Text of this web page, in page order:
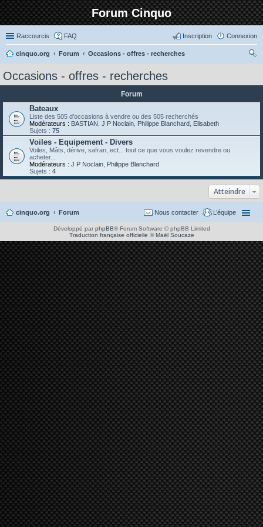
Forum Cinquo
Raccourcis FAQ Connexion
Inscription
cinquo.org Forum
Occasions - offres - recherches
Occasions - offres - recherches
Forum
Bateaux
Liste des 505 d'occasions à vendre ou des 505 recherchés
Modérateurs : BASTIAN J P Noclain Philippe Blanchard Elisabeth
Sujets : 75
Voiles - Equipement - Divers
Voiles, Mâts, dérive, safran, ect... tout ce que vous voulez revendre ou
acheter...
Modérateurs : J P Noclain Philippe Blanchard
Sujets : 4
Atteindre
cinquo.org Forum L’équipe
Nous contacter
Développé par phpBB® Forum Software © phpBB Limited
Traduction française officielle ©Maël Soucaze